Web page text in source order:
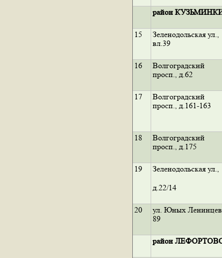
район
15
Зеленодольская ул.,
вл.39
16
Волгоградский
просп., д.62
17
Волгоградский
просп., д.161-163
18
Волгоградский
просп., д.175
19
Зеленодольская ул.,
д.22/14
20
ул. Юных
89
район